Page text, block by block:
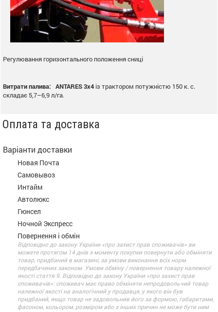
Регулювання горизонтального положення сниці
Витрати палива: ANTARES 3х4 із трактором потужністю 150 к. с.
складає 5,7–6,9 л/га.
Оплата та доставка
Варіанти доставки
Новая Почта
Самовывоз
Интайм
Автолюкс
Гюнсел
Ночной Экспресс
Повернення і обмін
Відповідно до закону України «про захист прав споживачів» ви
можете протягом 14 днів з моменту покупки повернути або обміняти
товар, придбаний в магазині, за умови виконання всіх норм
передбачених законом. Умови обміну / повернення товару належної
якості стаття 9. Відповідно до закону України «про захист прав
споживачів»: споживач має право обміняти непродовольчий товар
належної якості на аналогічний у продавця, у якого він був
придбаний, якщо товар не задовольнив його за формою, габаритами,
фасоном, кольором, розміром або з інших причин не може бути ним